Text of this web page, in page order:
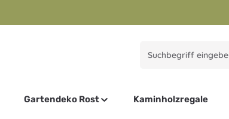
Gartendeko Rost Kaminholzregale